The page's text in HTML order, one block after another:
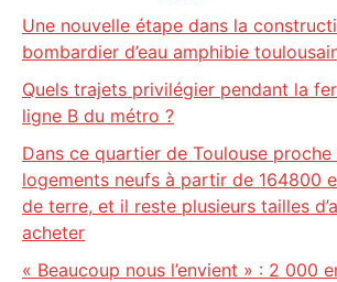
Une nouvelle étape dans la
bombardier d’eau amphibie
Quels trajets privilégier pendant la
ligne B du métro ?
Dans ce quartier de Toulouse
logements neufs à partir de 164800
de terre, et il reste plusieurs tailles
acheter
« Beaucoup nous l’envient » : 2 000